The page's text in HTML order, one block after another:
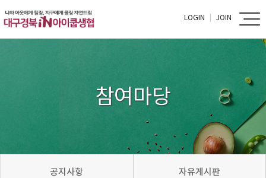
LOGIN JOIN
참여마당
공지사항 자유게시판